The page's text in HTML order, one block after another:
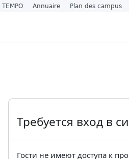
Требуется вход в
Гости не имеют доступа к
TEMPO Annuaire Plan des campus